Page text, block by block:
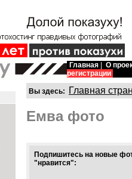
Главная
О
регистрации
Вы здесь: Главная
Емва фото
Подпишитесь на новые
"нравится":